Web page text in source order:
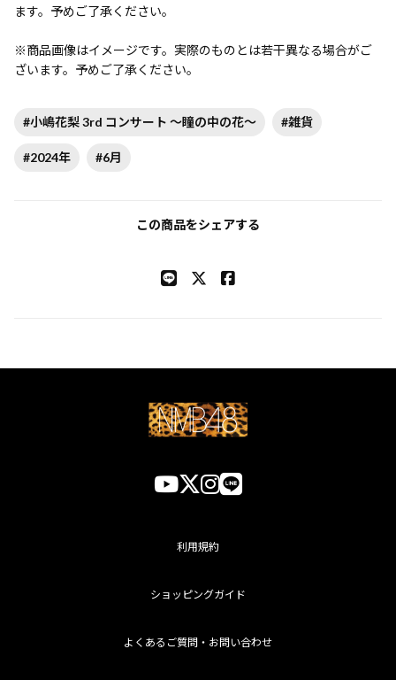
ます。予めご了承ください。
※商品画像はイメージです。実際のものとは若干異なる場合がご
ざいます。予めご了承ください。
#小嶋花梨 3rd コンサート 〜瞳の中の花〜 #雑貨
#2024年 #6月
この商品をシェアする
利用規約
ショッピングガイド
よくあるご質問・お問い合わせ